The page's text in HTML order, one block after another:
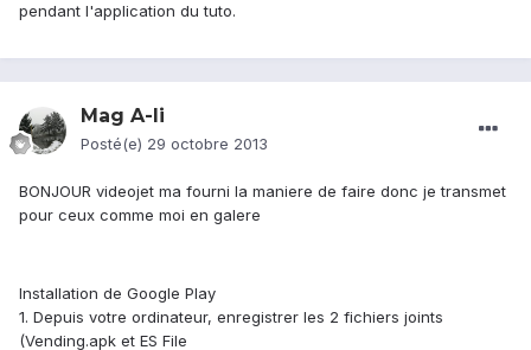
pendant l'application du tuto.
Mag A-li
Posté(e) 29 octobre 2013
BONJOUR videojet ma fourni la maniere de faire donc je transmet
pour ceux comme moi en galere
Installation de Google Play
1. Depuis votre ordinateur, enregistrer les 2 fichiers joints
(Vending.apk et ES File